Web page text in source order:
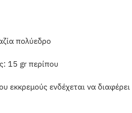
πολύεδρο
15 gr περίπου
εκκρεμούς ενδέχεται να
κλασικό κωνικό ποσότητα